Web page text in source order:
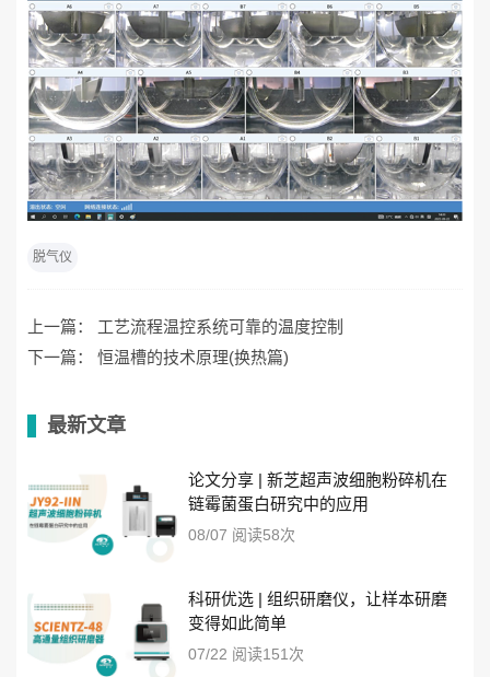
脱气仪
上一篇： 工艺流程温控系统可靠的温度控制
下一篇： 恒温槽的技术原理(换热篇)
最新文章
论文分享 | 新芝超声波细胞粉碎机在
链霉菌蛋白研究中的应用
08/07 阅读58次
科研优选 | 组织研磨仪，让样本研磨
变得如此简单
07/22 阅读151次